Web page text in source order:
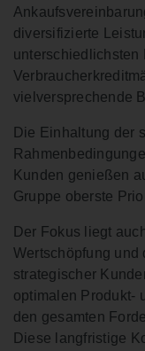
diversifizierte
unterschiedlichsten
vielversprechende
Die Einhaltung der
Kunden genießen
Gruppe oberste
Der Fokus liegt
Wertschöpfung und
strategischer
optimalen Produkt-
den gesamten
Diese langfristige